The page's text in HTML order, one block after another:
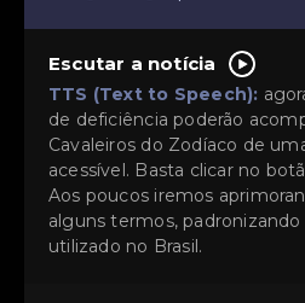
Escutar a notícia
TTS (Text to Speech):
de deficiência poderão
Cavaleiros do Zodíaco de
acessível. Basta clicar no
Aos poucos iremos
alguns termos,
utilizado no Brasil.